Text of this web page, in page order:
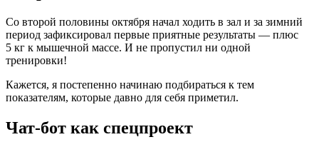
Со второй половины октября начал ходить в зал и за зимний
период зафиксировал первые приятные результаты — плюс
5 кг к мышечной массе. И не пропустил ни одной
тренировки!
Кажется, я постепенно начинаю подбираться к тем
показателям, которые давно для себя приметил.
Чат-бот как спецпроект